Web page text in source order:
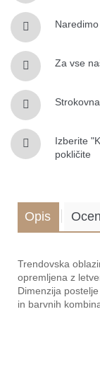
Za vse
Izberite
pokličite
Opis
Trendovska
opremljena z
Dimenzija
in barvnih